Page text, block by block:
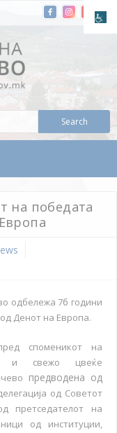
на победата
одбележа 76 години
Денот на Европа.
споменикот на
и свежо цвеќе
предводена од
од Советот
претседателот на
од институции,